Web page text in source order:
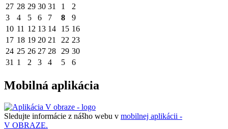
27 28 29 30 31 1
2
3
4 5 6 7 8
9
10 11 12 13 14 15 16
17 18 19 20 21 22 23
24 25 26 27 28 29 30
31 1 2 3 4 5 6
Mobilná aplikácia
Sledujte informácie z nášho webu v mobilnej aplikácii -
V OBRAZE.